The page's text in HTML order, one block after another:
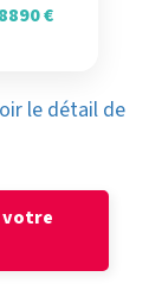
8890 €
le détail de
votre